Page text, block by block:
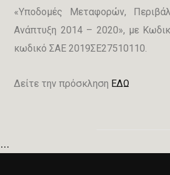
«Υποδομές Μεταφορών,
Ανάπτυξη 2014 – 2020», με
κωδικό ΣΑΕ 2019ΣΕ27510110.
Δείτε την πρόσκληση ΕΔΩ
…